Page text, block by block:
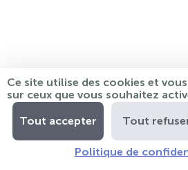
Ce site utilise des cookies et
sur ceux que vous souhaitez
Tout accepter
Tout
Politique de